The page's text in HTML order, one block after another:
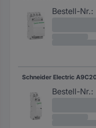
Bestell-Nr.:
Bestell-Nr.: